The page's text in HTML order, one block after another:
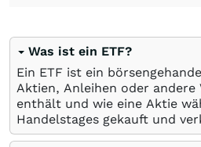
Was ist ein ETF?
Ein ETF ist ein
Aktien, Anleihen oder andere
enthält und wie eine Aktie
Handelstages gekauft und